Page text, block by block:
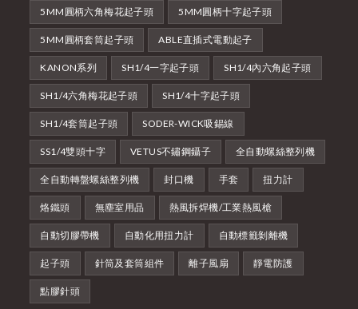
5MM圓柄六角梅花起子頭 5MM圓柄十字起子頭
5MM圓柄套筒起子頭 ABLE直插式電動起子
KANON系列 SH1/4一字起子頭 SH1/4內六角起子頭
SH1/4六角梅花起子頭 SH1/4十字起子頭
SH1/4套筒起子頭 SODER-WICK吸錫線
SS1/4雙頭十字 VETUS不鏽鋼鑷子 全自動螺絲整列機
全自動轉盤螺絲整列機 封口機 手套 扭力計
烙鐵頭 無塵室用品 熱風拆焊機/工業熱風槍
自動切膠帶機 自動化用扭力計 自動標籤剝離機
起子頭 針筒及套筒組件 離子風扇 靜電防護
點膠針頭